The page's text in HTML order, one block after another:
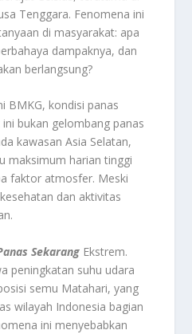
Tenggara. Fenomena ini
di masyarakat: apa
dampaknya, dan
berlangsung?
BMKG, kondisi panas
bukan gelombang panas
kawasan Asia Selatan,
maksimum harian tinggi
faktor atmosfer. Meski
dan aktivitas
Sekarang Ekstrem.
peningkatan suhu udara
semu Matahari, yang
wilayah Indonesia bagian
ini menyebabkan